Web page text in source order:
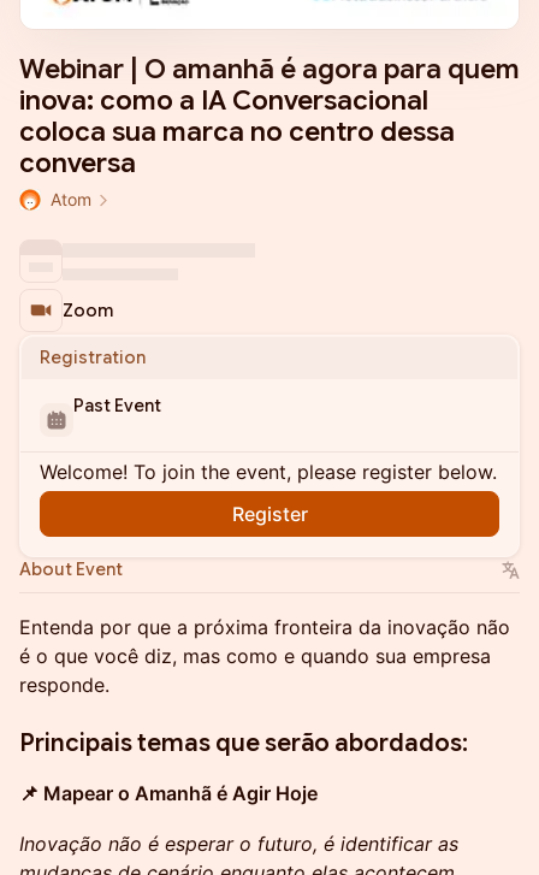
Webinar | O amanhã é agora para quem
inova: como a IA Conversacional
coloca sua marca no centro dessa
conversa
Atom
Zoom
Registration
Past Event
Welcome! To join the event, please register below.
Register
About Event
Entenda por que a próxima fronteira da inovação não
é o que você diz, mas como e quando sua empresa
responde.
Principais temas que serão abordados:
📌 Mapear o Amanhã é Agir Hoje
Inovação não é esperar o futuro, é identificar as